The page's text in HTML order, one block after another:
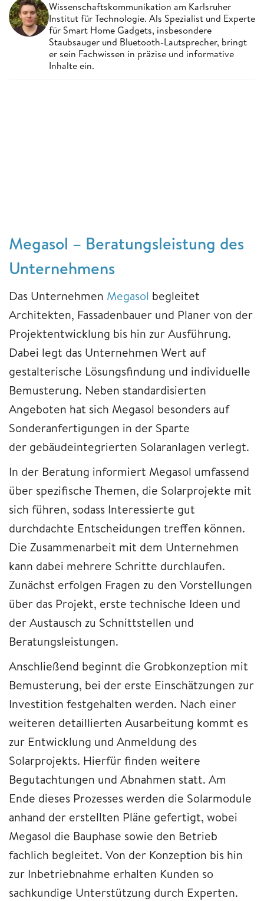
Wissenschaftskommunikation am Karlsruher
Institut für Technologie. Als Spezialist und Experte
für Smart Home Gadgets, insbesondere
Staubsauger und Bluetooth-Lautsprecher, bringt
er sein Fachwissen in präzise und informative
Inhalte ein.
Megasol – Beratungsleistung des
Unternehmens
Das Unternehmen Megasol begleitet
Architekten, Fassadenbauer und Planer von der
Projektentwicklung bis hin zur Ausführung.
Dabei legt das Unternehmen Wert auf
gestalterische Lösungsfindung und individuelle
Bemusterung. Neben standardisierten
Angeboten hat sich Megasol besonders auf
Sonderanfertigungen in der Sparte
der gebäudeintegrierten Solaranlagen verlegt.
In der Beratung informiert Megasol umfassend
über spezifische Themen, die Solarprojekte mit
sich führen, sodass Interessierte gut
durchdachte Entscheidungen treffen können.
Die Zusammenarbeit mit dem Unternehmen
kann dabei mehrere Schritte durchlaufen.
Zunächst erfolgen Fragen zu den Vorstellungen
über das Projekt, erste technische Ideen und
der Austausch zu Schnittstellen und
Beratungsleistungen.
Anschließend beginnt die Grobkonzeption mit
Bemusterung, bei der erste Einschätzungen zur
Investition festgehalten werden. Nach einer
weiteren detaillierten Ausarbeitung kommt es
zur Entwicklung und Anmeldung des
Solarprojekts. Hierfür finden weitere
Begutachtungen und Abnahmen statt. Am
Ende dieses Prozesses werden die Solarmodule
anhand der erstellten Pläne gefertigt, wobei
Megasol die Bauphase sowie den Betrieb
fachlich begleitet. Von der Konzeption bis hin
zur Inbetriebnahme erhalten Kunden so
sachkundige Unterstützung durch Experten.